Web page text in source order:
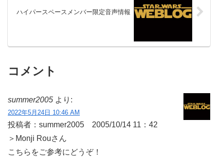
ハイパースペースメンバー限定音声情報
コメント
summer2005 より:
2022年5月24日 10:46 AM
投稿者：summer2005 2005/10/14 11：42
＞Monji Rouさん
こちらをご参考にどうぞ！